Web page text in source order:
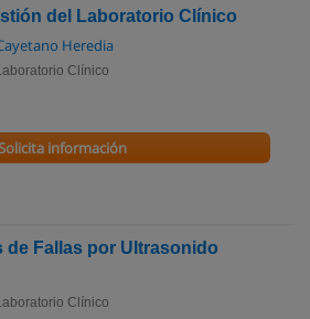
del Laboratorio Clínico
Heredia
Clínico
información
de Fallas por Ultrasonido
Clínico